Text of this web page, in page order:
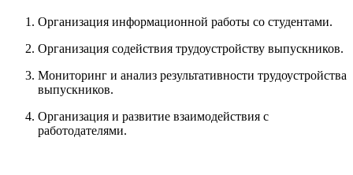
Организация информационной работы со студентами.
Организация содействия трудоустройству выпускников.
Мониторинг и анализ результативности трудоустройства
выпускников.
Организация и развитие взаимодействия с
работодателями.